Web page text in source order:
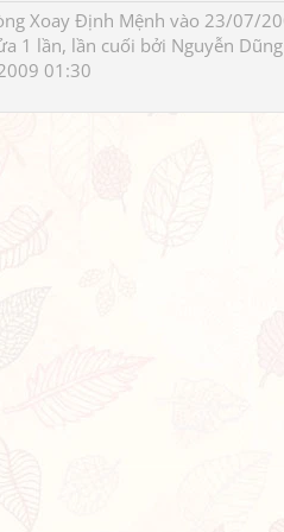
Xoay Định Mệnh vào 23/07/
1 lần, lần cuối bởi Nguyễn Dũng
01:30